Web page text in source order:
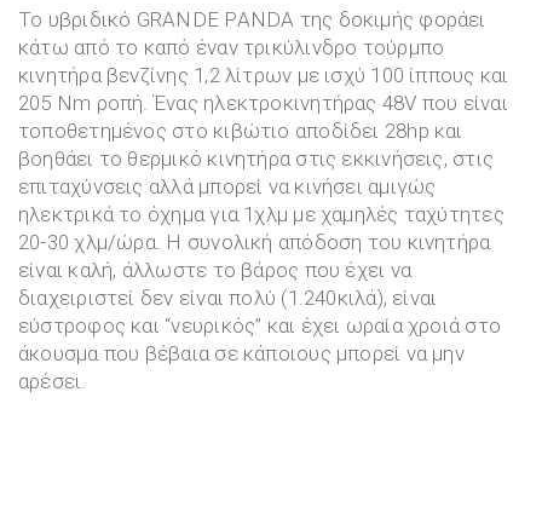
Το υβριδικό GRANDE PANDA της δοκιμής φοράει
κάτω από το καπό έναν τρικύλινδρο τούρμπο
κινητήρα βενζίνης 1,2 λίτρων με ισχύ 100 ίππους και
205 Nm ροπή. Ένας ηλεκτροκινητήρας 48V που είναι
τοποθετημένος στο κιβώτιο αποδίδει 28hp και
βοηθάει το θερμικό κινητήρα στις εκκινήσεις, στις
επιταχύνσεις αλλά μπορεί να κινήσει αμιγώς
ηλεκτρικά το όχημα για 1χλμ με χαμηλές ταχύτητες
20-30 χλμ/ώρα. Η συνολική απόδοση του κινητήρα
είναι καλή, άλλωστε το βάρος που έχει να
διαχειριστεί δεν είναι πολύ (1.240κιλά), είναι
εύστροφος και “νευρικός” και έχει ωραία χροιά στο
άκουσμα που βέβαια σε κάποιους μπορεί να μην
αρέσει.